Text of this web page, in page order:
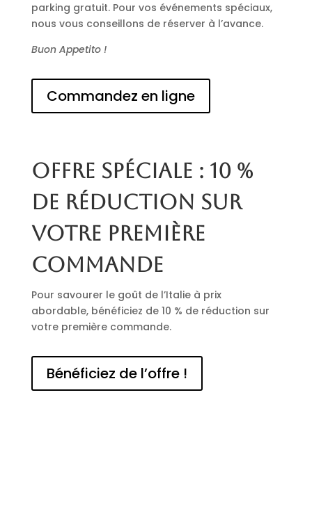
parking gratuit. Pour vos événements spéciaux,
nous vous conseillons de réserver à l’avance.
Buon Appetito !
Commandez en ligne
Offre spéciale : 10 %
de réduction sur
votre première
commande
Pour savourer le goût de l’Italie à prix
abordable, bénéficiez de 10 % de réduction sur
votre première commande.
Bénéficiez de l’offre !